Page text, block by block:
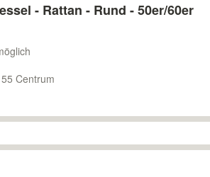
- Rattan - Rund - 50er/60er
Centrum